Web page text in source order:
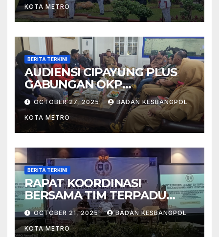
KOTA METRO
BERITA TERKINI
AUDIENSI CIPAYUNG PLUS
GABUNGAN OKP
MAHASISWA KOTA METRO
BERSAMA WALIKOTA METRO
OCTOBER 27, 2025 BADAN KESBANGPOL
KOTA METRO
BERITA TERKINI
RAPAT KOORDINASI
BERSAMA TIM TERPADU
NASIONAL PENGAWASAN
ORGANISASI
KEMASYARAKATAN (ORMAS)
OCTOBER 21, 2025 BADAN KESBANGPOL
KOTA METRO